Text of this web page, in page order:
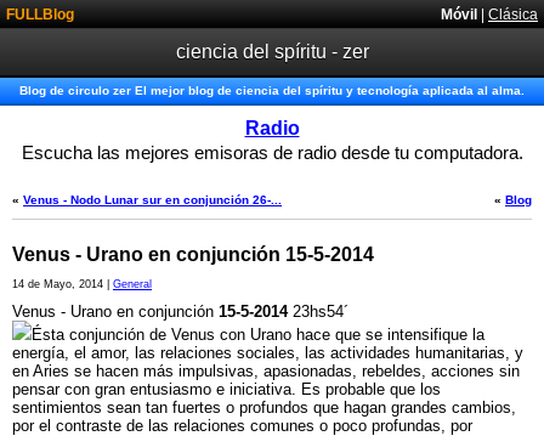
Móvil | Clásica
FULLBlog
ciencia del spíritu - zer
Blog de circulo zer El mejor blog de ciencia del spíritu y tecnología aplicada al alma.
Radio
Escucha las mejores emisoras de radio desde tu computadora.
« Blog
« Venus - Nodo Lunar sur en conjunción 26-...
Venus - Urano en conjunción 15-5-2014
14 de Mayo, 2014 | General
Venus - Urano en conjunción 15-5-201423hs54´
Ésta conjunción de Venus con Urano hace que se intensifique la
energía, el amor, las relaciones sociales, las actividades humanitarias, y
en Aries se hacen más impulsivas, apasionadas, rebeldes, acciones sin
pensar con gran entusiasmo e iniciativa. Es probable que los
sentimientos sean tan fuertes o profundos que hagan grandes cambios,
por el contraste de las relaciones comunes o poco profundas, por